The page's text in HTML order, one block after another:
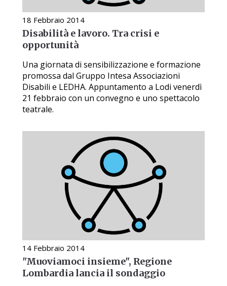
18 Febbraio 2014
Disabilità e lavoro. Tra crisi e
opportunità
Una giornata di sensibilizzazione e formazione
promossa dal Gruppo Intesa Associazioni
Disabili e LEDHA. Appuntamento a Lodi venerdì
21 febbraio con un convegno e uno spettacolo
teatrale.
14 Febbraio 2014
"Muoviamoci insieme", Regione
Lombardia lancia il sondaggio